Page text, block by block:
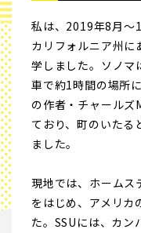
私は、2019年8月～
カリフォルニア州に
学しました。ソノマ
車で約1時間の場所
の作者・チャールズ
ており、町のいたる
ました。
現地では、ホーム
をはじめ、アメリカ
た。SSUには、カン